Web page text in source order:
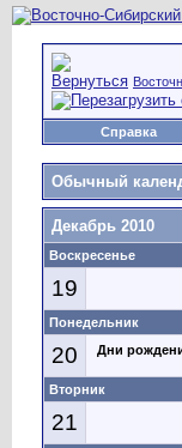
Справка
Обычный
Декабрь 2010
Воскресенье
19
Понедельник
20 Дни
Вторник
21